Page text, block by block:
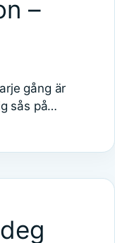
–
gång är
sås på…